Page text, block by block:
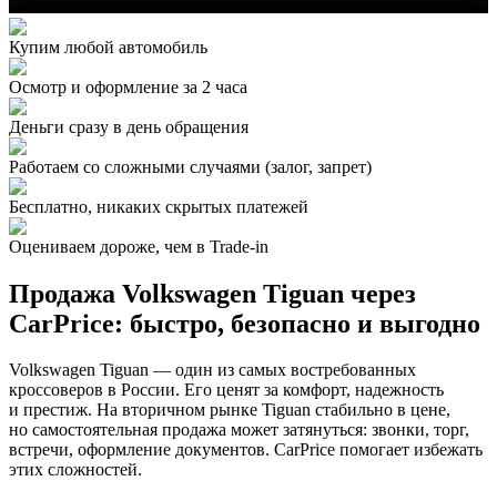
Купим любой автомобиль
Осмотр и оформление за 2 часа
Деньги сразу в день обращения
Работаем со сложными случаями (залог, запрет)
Бесплатно, никаких скрытых платежей
Оцениваем дороже, чем в Trade‑in
Продажа Volkswagen Tiguan через
CarPrice: быстро, безопасно и выгодно
Volkswagen Tiguan — один из самых востребованных
кроссоверов в России. Его ценят за комфорт, надежность
и престиж. На вторичном рынке Tiguan стабильно в цене,
но самостоятельная продажа может затянуться: звонки, торг,
встречи, оформление документов. CarPrice помогает избежать
этих сложностей.